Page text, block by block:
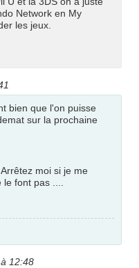
Network en My
les jeux.
bien que l'on puisse
sur la prochaine
moi si je me
font pas ....
12:48